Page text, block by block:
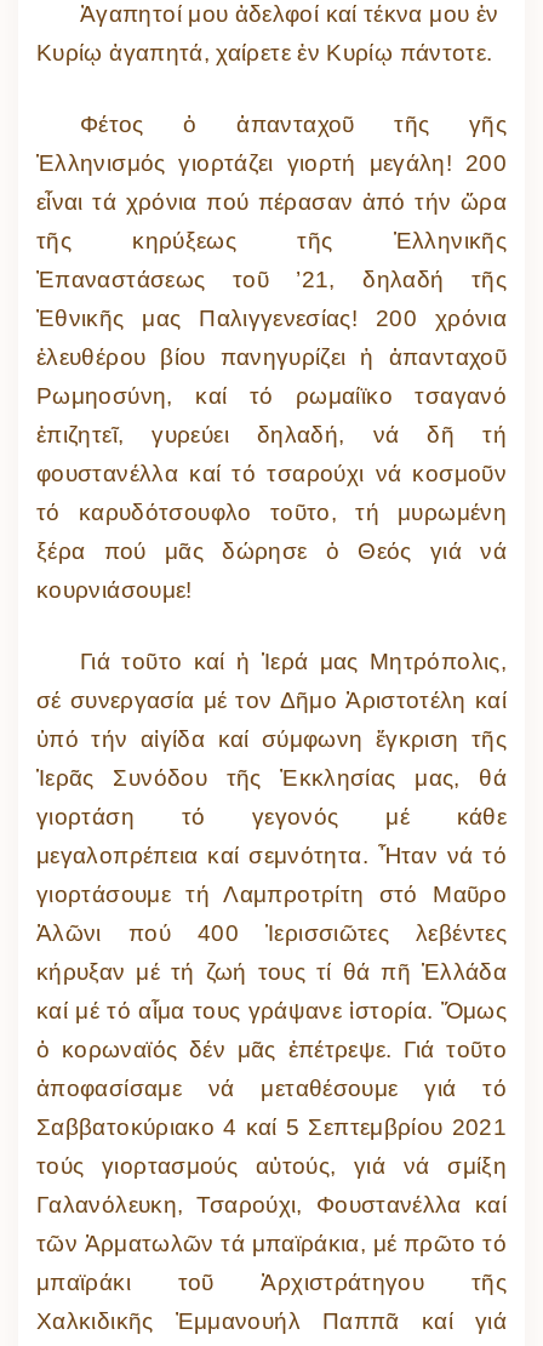
Ἀγαπητοί μου ἀδελφοί καί τέκνα μου ἐν
Κυρίῳ ἀγαπητά, χαίρετε ἐν Κυρίῳ πάντοτε.
Φέτος ὁ ἁπανταχοῦ τῆς γῆς
Ἑλληνισμός γιορτάζει γιορτή μεγάλη! 200
εἶναι τά χρόνια πού πέρασαν ἀπό τήν ὥρα
τῆς κηρύξεως τῆς Ἑλληνικῆς
Ἐπαναστάσεως τοῦ ’21, δηλαδή τῆς
Ἐθνικῆς μας Παλιγγενεσίας! 200 χρόνια
ἐλευθέρου βίου πανηγυρίζει ἡ ἁπανταχοῦ
Ρωμηοσύνη, καί τό ρωμαίϊκο τσαγανό
ἐπιζητεῖ, γυρεύει δηλαδή, νά δῆ τή
φουστανέλλα καί τό τσαρούχι νά κοσμοῦν
τό καρυδότσουφλο τοῦτο, τή μυρωμένη
ξέρα πού μᾶς δώρησε ὁ Θεός γιά νά
κουρνιάσουμε!
Γιά τοῦτο καί ἡ Ἱερά μας Μητρόπολις,
σέ συνεργασία μέ τον Δῆμο Ἀριστοτέλη καί
ὑπό τήν αἰγίδα καί σύμφωνη ἔγκριση τῆς
Ἱερᾶς Συνόδου τῆς Ἐκκλησίας μας, θά
γιορτάση τό γεγονός μέ κάθε
μεγαλοπρέπεια καί σεμνότητα. Ἦταν νά τό
γιορτάσουμε τή Λαμπροτρίτη στό Μαῦρο
Ἁλῶνι πού 400 Ἱερισσιῶτες λεβέντες
κήρυξαν μέ τή ζωή τους τί θά πῆ Ἑλλάδα
καί μέ τό αἷμα τους γράψανε ἱστορία. Ὅμως
ὁ κορωναϊός δέν μᾶς ἐπέτρεψε. Γιά τοῦτο
ἀποφασίσαμε νά μεταθέσουμε γιά τό
Σαββατοκύριακο 4 καί 5 Σεπτεμβρίου 2021
τούς γιορτασμούς αὐτούς, γιά νά σμίξη
Γαλανόλευκη, Τσαρούχι, Φουστανέλλα καί
τῶν Ἀρματωλῶν τά μπαϊράκια, μέ πρῶτο τό
μπαϊράκι τοῦ Ἀρχιστράτηγου τῆς
Χαλκιδικῆς Ἐμμανουήλ Παππᾶ καί γιά